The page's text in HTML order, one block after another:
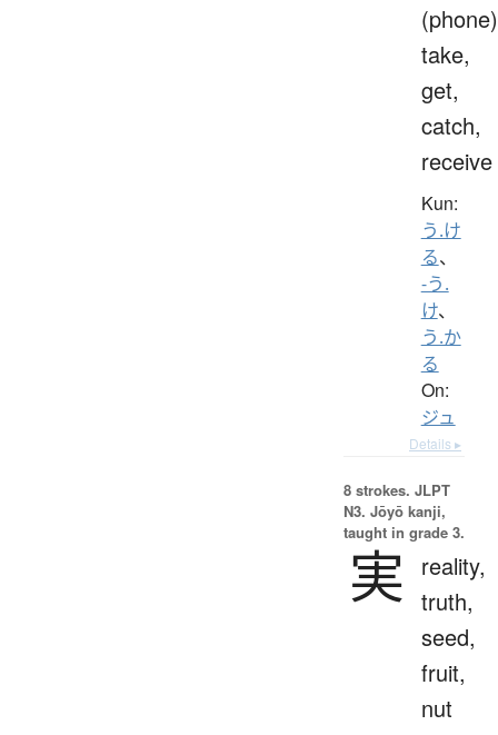
take,
get,
catch,
receive
Kun:
う.け
る、
-う.
け、
う.か
る
On:
ジュ
Details ▸
8 strokes. JLPT
N3. Jōyō kanji,
taught in grade 3.
実
reality,
truth,
seed,
fruit,
nut